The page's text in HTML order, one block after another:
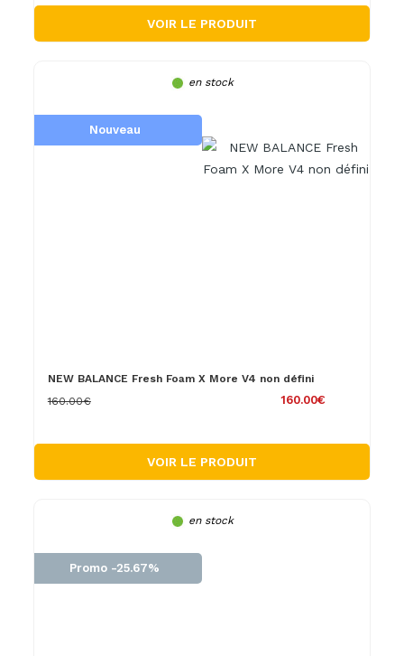
VOIR LE PRODUIT
en stock
Nouveau
NEW BALANCE Fresh Foam X More V4 non défini
160.00€
160.00€
VOIR LE PRODUIT
en stock
Promo -25.67%